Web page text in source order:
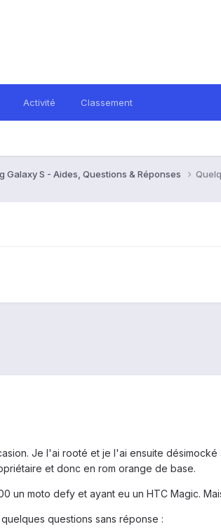
Activité Classement
Galaxy S - Aides, Questions & Réponses
Je l'ai rooté et je l'ai ensuite désimocké
et donc en rom orange de base.
un moto defy et ayant eu un HTC Magic.
questions sans réponse :